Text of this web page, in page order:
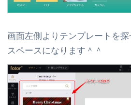
画面左側よりテンプレートを
スペースになります＾＾